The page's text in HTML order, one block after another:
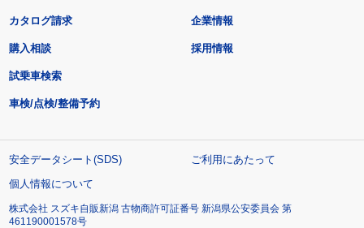
カタログ請求
購入相談
試乗車検索
車検/点検/整備予約
企業情報
採用情報
安全データシート(SDS)
ご利用にあたって
個人情報について
株式会社 スズキ自販新潟 古物商許可証番号 新潟県公安委員会 第
461190001578号